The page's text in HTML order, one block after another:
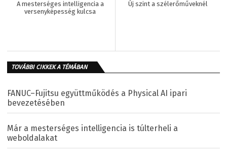
A mesterséges intelligencia a
versenyképesség kulcsa
Új szint a szélerőműveknél
TOVÁBBI CIKKEK A TÉMÁBAN
FANUC–Fujitsu együttműködés a Physical AI ipari
bevezetésében
Már a mesterséges intelligencia is túlterheli a
weboldalakat